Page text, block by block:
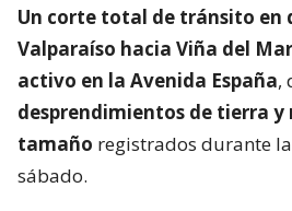
Un corte total de tránsito en
Valparaíso hacia Viña del
activo en la Avenida España,
desprendimientos de tierra y
tamaño registrados durante
sábado.